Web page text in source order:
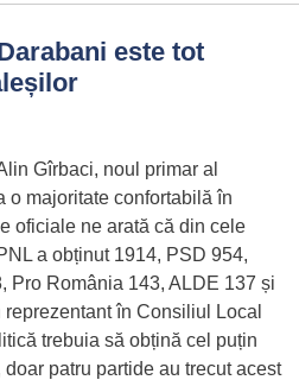
este tot
Gîrbaci, noul primar al
o majoritate confortabilă în
oficiale ne arată că din cele
a obținut 1914, PSD 954,
Pro România 143, ALDE 137 și
în Consiliul Local
trebuia să obțină cel puțin
patru partide au trecut acest